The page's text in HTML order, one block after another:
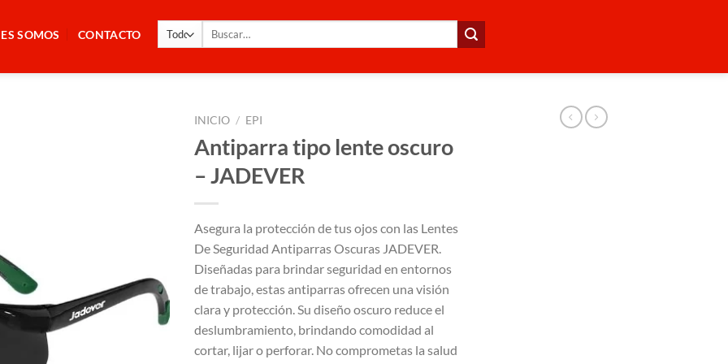
SOMOS CONTACTO
Buscar
INICIO / EPI
Antiparra tipo lente oscuro
– JADEVER
Asegura la protección de tus ojos con las Lentes
De Seguridad Antiparras Oscuras JADEVER.
Diseñadas para brindar seguridad en entornos
de trabajo, estas antiparras ofrecen una visión
clara y protección. Su diseño oscuro reduce el
deslumbramiento, brindando comodidad al
cortar, lijar o perforar. No comprometas la salud